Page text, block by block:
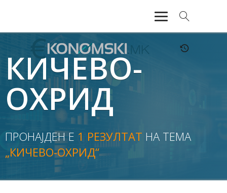
АКТУЕЛНО
ЕКОНОМИЈА
ФИНАНСИИ
БАНКАРСТВО
ЖИВОТ
МОЗАИК
КИЧЕВО-
ОХРИД
ПРОНАЈДЕН Е 1 РЕЗУЛТАТ НА ТЕМА
„КИЧЕВО-ОХРИД“